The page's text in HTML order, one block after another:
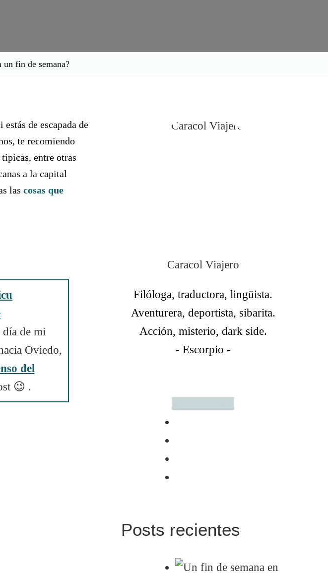
un fin de semana?
estás de escapada de
te recomiendo
entre otras
a la capital
las cosas que
de mi
Oviedo,
del
😉 .
Caracol Viajero
Filóloga, traductora, lingüista.
Aventurera, deportista, sibarita.
Acción, misterio, dark side.
- Escorpio -
Posts recientes